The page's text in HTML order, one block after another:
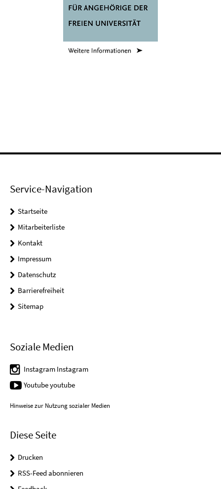
Service-Navigation
Startseite
Mitarbeiterliste
Kontakt
Impressum
Datenschutz
Barrierefreiheit
Sitemap
Soziale Medien
Instagram Instagram
Youtube youtube
Hinweise zur Nutzung sozialer Medien
Diese Seite
Drucken
RSS-Feed abonnieren